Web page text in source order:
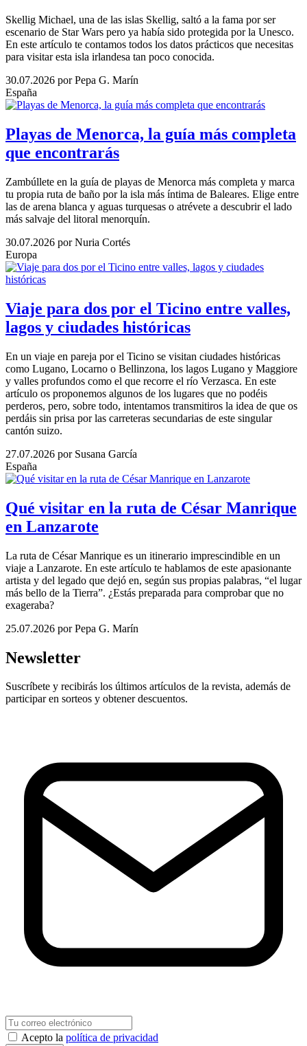
Skellig Michael, una de las islas Skellig, saltó a la fama por ser
escenario de Star Wars pero ya había sido protegida por la Unesco.
En este artículo te contamos todos los datos prácticos que necesitas
para visitar esta isla irlandesa tan poco conocida.
30.07.2026 por Pepa G. Marín
España
Playas de Menorca, la guía más completa
que encontrarás
Zambúllete en la guía de playas de Menorca más completa y marca
tu propia ruta de baño por la isla más íntima de Baleares. Elige entre
las de arena blanca y aguas turquesas o atrévete a descubrir el lado
más salvaje del litoral menorquín.
30.07.2026 por Nuria Cortés
Europa
Viaje para dos por el Ticino entre valles,
lagos y ciudades históricas
En un viaje en pareja por el Ticino se visitan ciudades históricas
como Lugano, Locarno o Bellinzona, los lagos Lugano y Maggiore
y valles profundos como el que recorre el río Verzasca. En este
artículo os proponemos algunos de los lugares que no podéis
perderos, pero, sobre todo, intentamos transmitiros la idea de que os
perdáis sin prisa por las carreteras secundarias de este singular
cantón suizo.
27.07.2026 por Susana García
España
Qué visitar en la ruta de César Manrique
en Lanzarote
La ruta de César Manrique es un itinerario imprescindible en un
viaje a Lanzarote. En este artículo te hablamos de este apasionante
artista y del legado que dejó en, según sus propias palabras, “el lugar
más bello de la Tierra”. ¿Estás preparada para comprobar que no
exageraba?
25.07.2026 por Pepa G. Marín
Newsletter
Suscríbete y recibirás los últimos artículos de la revista, además de
participar en sorteos y obtener descuentos.
Acepto la política de privacidad